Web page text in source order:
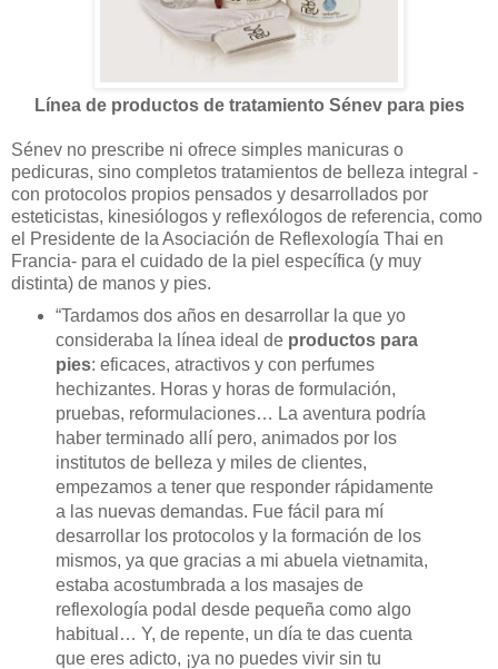
Línea de productos de tratamiento Sénev para pies
Sénev no prescribe ni ofrece simples manicuras o
pedicuras, sino completos tratamientos de belleza integral -
con protocolos propios pensados y desarrollados por
esteticistas, kinesiólogos y reflexólogos de referencia, como
el Presidente de la Asociación de Reflexología Thai en
Francia- para el cuidado de la piel específica (y muy
distinta) de manos y pies.
“Tardamos dos años en desarrollar la que yo
consideraba la línea ideal de productos para
pies: eficaces, atractivos y con perfumes
hechizantes. Horas y horas de formulación,
pruebas, reformulaciones… La aventura podría
haber terminado allí pero, animados por los
institutos de belleza y miles de clientes,
empezamos a tener que responder rápidamente
a las nuevas demandas. Fue fácil para mí
desarrollar los protocolos y la formación de los
mismos, ya que gracias a mi abuela vietnamita,
estaba acostumbrada a los masajes de
reflexología podal desde pequeña como algo
habitual… Y, de repente, un día te das cuenta
que eres adicto, ¡ya no puedes vivir sin tu